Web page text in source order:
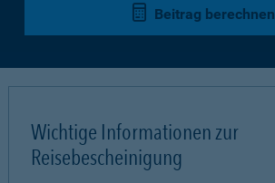
Beitrag berechnen
Wichtige Informationen zur
Reisebescheinigung